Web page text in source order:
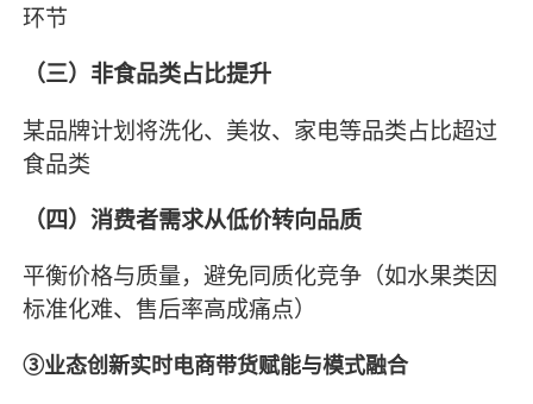
环节
（三） 非食品类占比提升
某品牌计划将洗化、美妆、家电等品类占比超过
食品类
（四）消费者需求从低价转向品质
平衡价格与质量，避免同质化竞争（如水果类因
标准化难、售后率高成痛点）
③业态创新实时电商带货赋能与模式融合